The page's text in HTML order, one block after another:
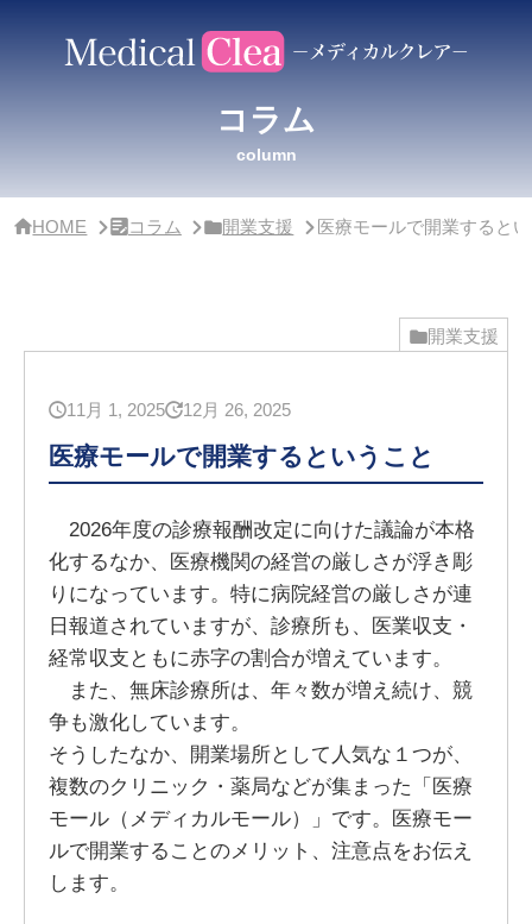
要
コラム
column
HOME コラム 開業支援 医療モールで開業すると
開業支援
11月 1, 2025 12月 26, 2025
医療モールで開業するということ
2026年度の診療報酬改定に向けた議論が本格
化するなか、医療機関の経営の厳しさが浮き彫
りになっています。特に病院経営の厳しさが連
日報道されていますが、診療所も、医業収支・
経常収支ともに赤字の割合が増えています。
また、無床診療所は、年々数が増え続け、競
争も激化しています。
そうしたなか、開業場所として人気な１つが、
複数のクリニック・薬局などが集まった「医療
モール（メディカルモール）」です。医療モー
ルで開業することのメリット、注意点をお伝え
します。